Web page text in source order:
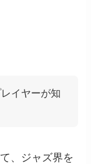
イヤーが知
、ジャズ界を